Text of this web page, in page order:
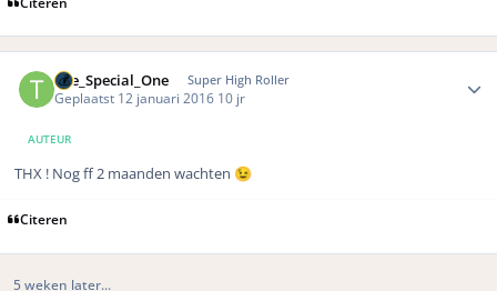
The_Special_One Super High Roller
Geplaatst 12 januari 2016 10 jr
AUTEUR
THX ! Nog ff 2 maanden wachten 😉
Citeren
5 weken later...